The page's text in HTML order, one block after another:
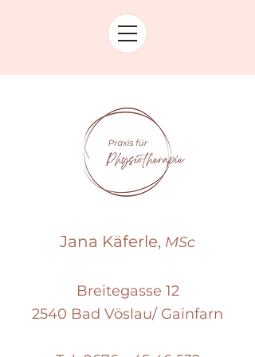
Jana Käferle, MSc
Breitegasse 12
2540 Bad Vöslau/ Gainfarn